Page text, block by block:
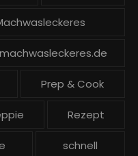
machwasleckeres.de
Prep & Cook
Rezept
schnell